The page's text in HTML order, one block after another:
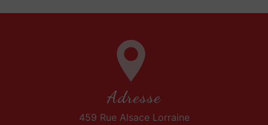
Adresse
459 Rue Alsace Lorraine